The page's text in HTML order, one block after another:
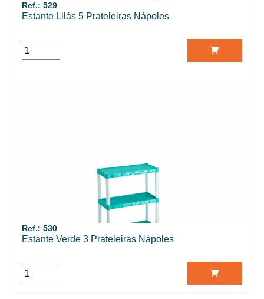
Ref.: 529
Estante Lilás 5 Prateleiras Nápoles
Ref.: 530
Estante Verde 3 Prateleiras Nápoles